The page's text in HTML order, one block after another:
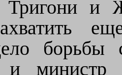
Тригони и
и министр